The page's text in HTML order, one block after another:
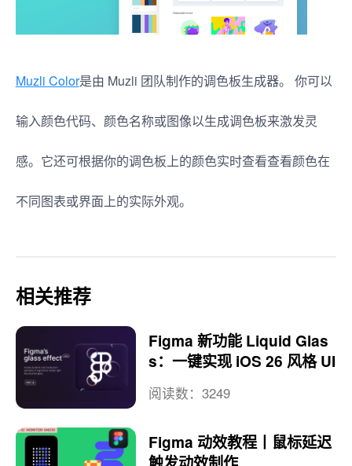
Muzli Color是由 Muzli 团队制作的调色板生成器。 你可以
输入颜色代码、颜色名称或图像以生成调色板来激发灵
感。它还可根据你的调色板上的颜色实时查看查看颜色在
不同图表或界面上的实际外观。
相关推荐
Figma 新功能 Liquid Glas
s：一键实现 iOS 26 风格 UI
阅读数：3249
Figma 动效教程丨鼠标延迟